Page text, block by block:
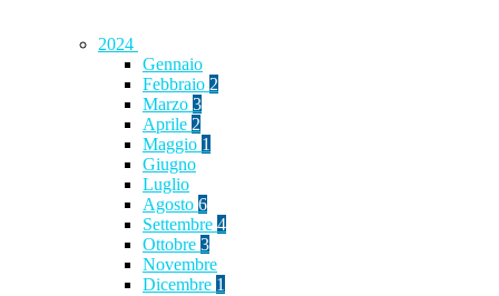
2024
Gennaio
Febbraio 2
Marzo 3
Aprile 2
Maggio 1
Giugno
Luglio
Agosto 6
Settembre 4
Ottobre 3
Novembre
Dicembre 1